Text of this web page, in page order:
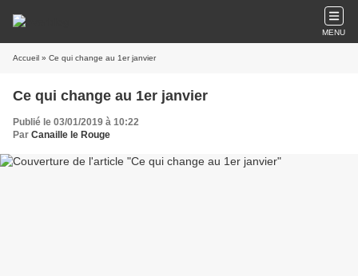
MENU
Accueil » Ce qui change au 1er janvier
Ce qui change au 1er janvier
Publié le 03/01/2019 à 10:22
Par Canaille le Rouge